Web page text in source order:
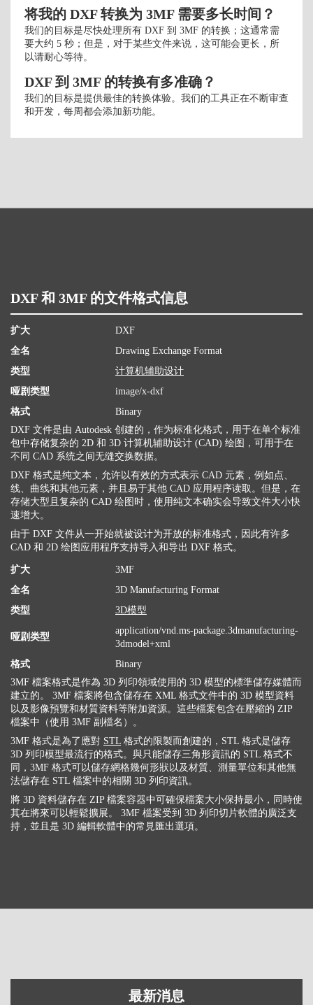
将我的 DXF 转换为 3MF 需要多长时间？
我们的目标是尽快处理所有 DXF 到 3MF 的转换；这通常需
要大约 5 秒；但是，对于某些文件来说，这可能会更长，所
以请耐心等待。
DXF 到 3MF 的转换有多准确？
我们的目标是提供最佳的转换体验。我们的工具正在不断审查
和开发，每周都会添加新功能。
DXF 和 3MF 的文件格式信息
扩大
DXF
全名
Drawing Exchange Format
类型
计算机辅助设计
哑剧类型
image/x-dxf
格式
Binary
DXF 文件是由 Autodesk 创建的，作为标准化格式，用于在单个标准
包中存储复杂的 2D 和 3D 计算机辅助设计 (CAD) 绘图，可用于在
不同 CAD 系统之间无缝交换数据。
DXF 格式是纯文本，允许以有效的方式表示 CAD 元素，例如点、
线、曲线和其他元素，并且易于其他 CAD 应用程序读取。但是，在
存储大型且复杂的 CAD 绘图时，使用纯文本确实会导致文件大小快
速增大。
由于 DXF 文件从一开始就被设计为开放的标准格式，因此有许多
CAD 和 2D 绘图应用程序支持导入和导出 DXF 格式。
扩大
3MF
全名
3D Manufacturing Format
类型
3D模型
哑剧类型
application/vnd.ms-package.3dmanufacturing-
3dmodel+xml
格式
Binary
3MF 檔案格式是作為 3D 列印領域使用的 3D 模型的標準儲存媒體而
建立的。 3MF 檔案將包含儲存在 XML 格式文件中的 3D 模型資料
以及影像預覽和材質資料等附加資源。這些檔案包含在壓縮的 ZIP
檔案中（使用 3MF 副檔名）。
3MF 格式是為了應對 STL 格式的限製而創建的，STL 格式是儲存
3D 列印模型最流行的格式。與只能儲存三角形資訊的 STL 格式不
同，3MF 格式可以儲存網格幾何形狀以及材質、測量單位和其他無
法儲存在 STL 檔案中的相關 3D 列印資訊。
將 3D 資料儲存在 ZIP 檔案容器中可確保檔案大小保持最小，同時使
其在將來可以輕鬆擴展。 3MF 檔案受到 3D 列印切片軟體的廣泛支
持，並且是 3D 編輯軟體中的常見匯出選項。
最新消息